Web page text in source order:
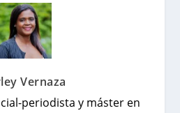
Vernaza
periodista y máster en